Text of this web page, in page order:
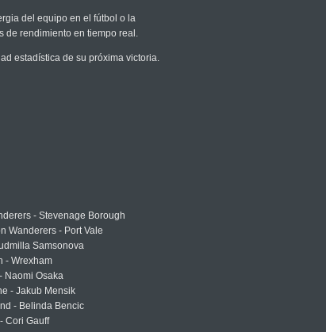
del equipo en el fútbol o la
de rendimiento en tiempo real.
estadística de su próxima victoria.
- Stevenage Borough
Wanderers - Port Vale
Samsonova
- Wrexham
Naomi Osaka
- Jakub Mensik
- Belinda Bencic
Cori Gauff